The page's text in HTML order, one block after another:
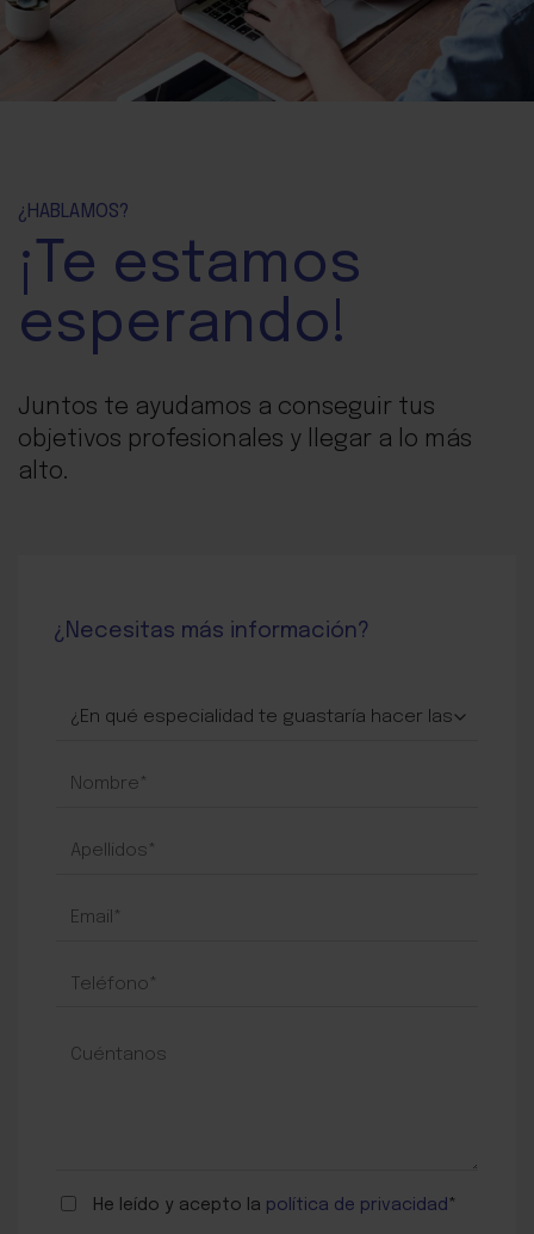
¿HABLAMOS?
¡Te estamos
esperando!
Juntos te ayudamos a conseguir tus
objetivos profesionales y llegar a lo más
alto.
¿Necesitas más información?
TALENTO
He leído y acepto la política de privacidad *